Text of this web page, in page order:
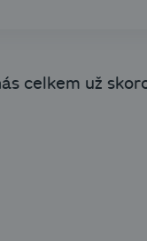
celkem už